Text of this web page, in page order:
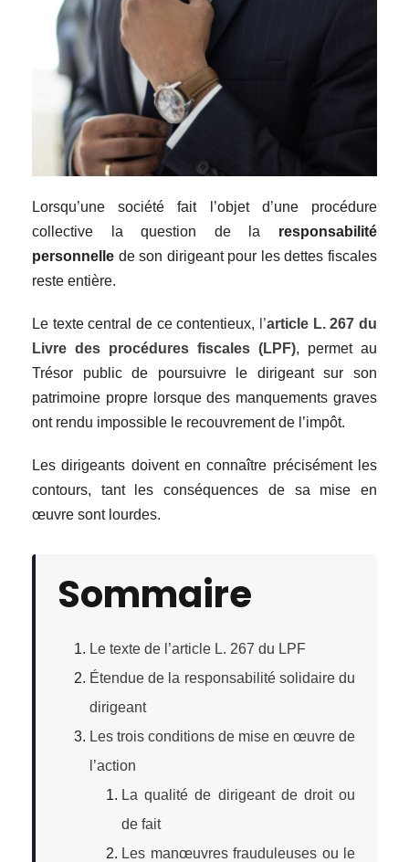
Lorsqu’une société fait l’objet d’une procédure
collective la question de la responsabilité
personnelle de son dirigeant pour les dettes fiscales
reste entière.
Le texte central de ce contentieux, l’article L. 267 du
Livre des procédures fiscales (LPF), permet au
Trésor public de poursuivre le dirigeant sur son
patrimoine propre lorsque des manquements graves
ont rendu impossible le recouvrement de l’impôt.
Les dirigeants doivent en connaître précisément les
contours, tant les conséquences de sa mise en
œuvre sont lourdes.
Sommaire
Le texte de l’article L. 267 du LPF
Étendue de la responsabilité solidaire du
dirigeant
Les trois conditions de mise en œuvre de
l’action
La qualité de dirigeant de droit ou
de fait
Les manœuvres frauduleuses ou le